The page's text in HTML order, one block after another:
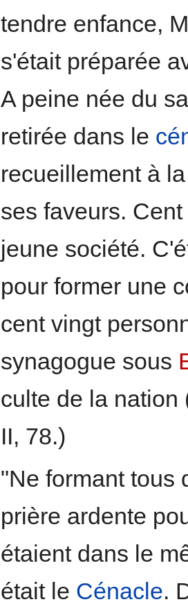
tendre enfance,
s'était préparée
A peine née du
retirée dans le
recueillement à
ses faveurs.
jeune société.
pour former une
cent vingt
synagogue sous
culte de la nation
II, 78.)
"Ne formant tous
prière ardente
étaient dans le
était le Cénacle.